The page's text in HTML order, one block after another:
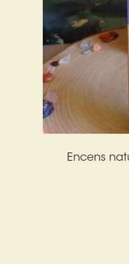
Encens